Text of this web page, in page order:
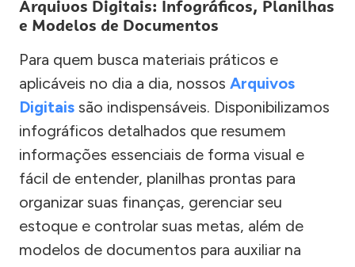
Arquivos Digitais: Infográficos, Planilhas
e Modelos de Documentos
Para quem busca materiais práticos e
aplicáveis no dia a dia, nossos Arquivos
Digitais são indispensáveis. Disponibilizamos
infográficos detalhados que resumem
informações essenciais de forma visual e
fácil de entender, planilhas prontas para
organizar suas finanças, gerenciar seu
estoque e controlar suas metas, além de
modelos de documentos para auxiliar na